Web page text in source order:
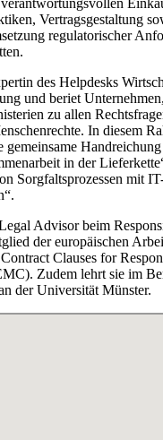
Vertragsgestaltung
regulatorischer
des Helpdesks
und beriet
zu allen
In diesem
gemeinsame
in der
Sorgfaltsprozessen mit
Advisor beim
der europäischen
Clauses for
Zudem lehrt sie im
der Universität Münster.